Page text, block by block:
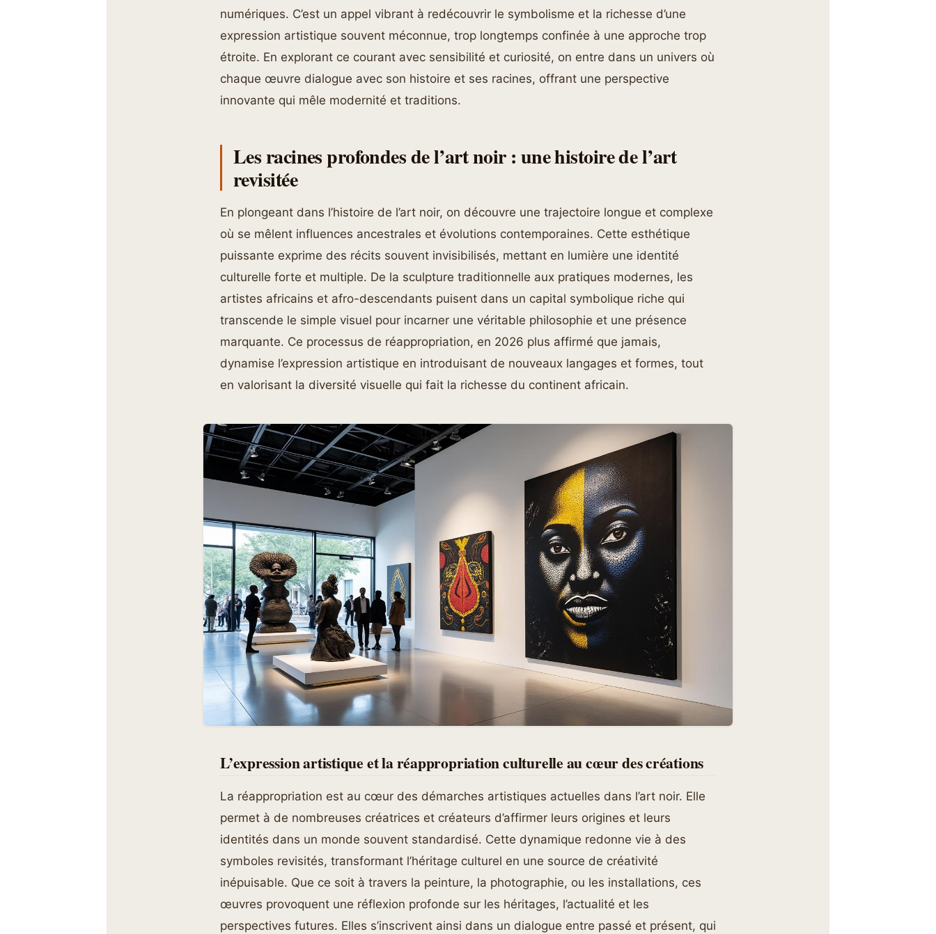
numériques. C’est un appel vibrant à redécouvrir le symbolisme et la richesse d’une
expression artistique souvent méconnue, trop longtemps confinée à une approche trop
étroite. En explorant ce courant avec sensibilité et curiosité, on entre dans un univers où
chaque œuvre dialogue avec son histoire et ses racines, offrant une perspective
innovante qui mêle modernité et traditions.
Les racines profondes de l’art noir : une histoire de l’art
revisitée
En plongeant dans l’histoire de l’art noir, on découvre une trajectoire longue et complexe
où se mêlent influences ancestrales et évolutions contemporaines. Cette esthétique
puissante exprime des récits souvent invisibilisés, mettant en lumière une identité
culturelle forte et multiple. De la sculpture traditionnelle aux pratiques modernes, les
artistes africains et afro-descendants puisent dans un capital symbolique riche qui
transcende le simple visuel pour incarner une véritable philosophie et une présence
marquante. Ce processus de réappropriation, en 2026 plus affirmé que jamais,
dynamise l’expression artistique en introduisant de nouveaux langages et formes, tout
en valorisant la diversité visuelle qui fait la richesse du continent africain.
L’expression artistique et la réappropriation culturelle au cœur des créations
La réappropriation est au cœur des démarches artistiques actuelles dans l’art noir. Elle
permet à de nombreuses créatrices et créateurs d’affirmer leurs origines et leurs
identités dans un monde souvent standardisé. Cette dynamique redonne vie à des
symboles revisités, transformant l’héritage culturel en une source de créativité
inépuisable. Que ce soit à travers la peinture, la photographie, ou les installations, ces
œuvres provoquent une réflexion profonde sur les héritages, l’actualité et les
perspectives futures. Elles s’inscrivent ainsi dans un dialogue entre passé et présent, qui